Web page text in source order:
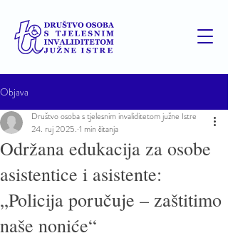
Objava
Održana edukacija za osobe
asistentice i asistente:
„Policija poručuje – zaštitimo
naše noniće“
Društvo osoba s tjelesnim invaliditetom južne Istre
24. ruj 2025. 1 min čitanja